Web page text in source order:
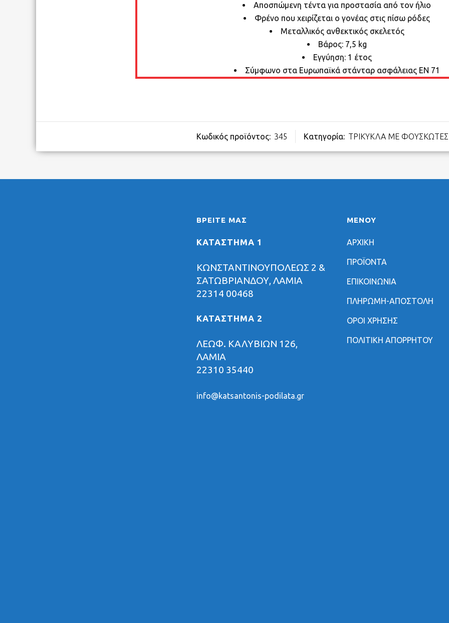
Αποσπώμενη τέντα για προστασία από τον ήλιο
Φρένο που χειρίζεται ο γονέας στις πίσω ρόδες
Μεταλλικός ανθεκτικός σκελετός
Βάρος: 7,5 kg
Εγγύηση: 1 έτος
Σύμφωνο στα Ευρωπαϊκά στάνταρ ασφάλειας ΕΝ 71
Κωδικός προϊόντος: 345 Κατηγορία: ΤΡΙΚΥΚΛΑ ΜΕ
ΒΡΕΊΤΕ ΜΑΣ
ΚΑΤΑΣΤΗΜΑ 1
ΚΩΝΣΤΑΝΤΙΝΟΥΠΟΛΕΩΣ 2 &
ΣΑΤΩΒΡΙΑΝΔΟΥ, ΛΑΜΙΑ
22314 00468
ΚΑΤΑΣΤΗΜΑ 2
ΛΕΩΦ. ΚΑΛΥΒΙΩΝ 126,
ΛΑΜΙΑ
22310 35440
info@katsantonis-podilata.gr
ΜΕΝΟΥ
ΑΡΧΙΚΗ
ΠΡΟΪΟΝΤΑ
ΕΠΙΚΟΙΝΩΝΙΑ
ΠΛΗΡΩΜΗ-ΑΠΟΣΤΟΛΗ
ΟΡΟΙ ΧΡΗΣΗΣ
ΠΟΛΙΤΙΚΗ ΑΠΟΡΡΗΤΟΥ